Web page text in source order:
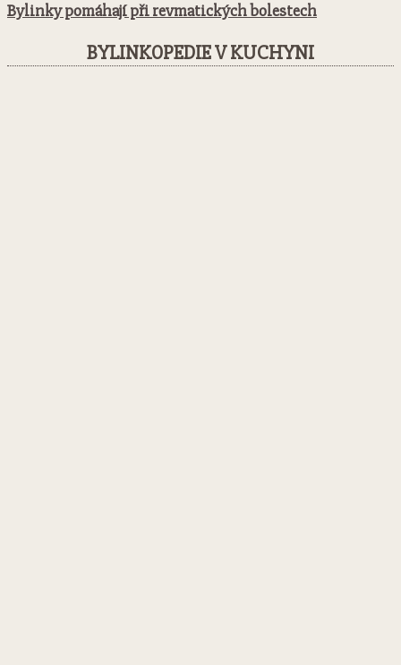
Bylinky pomáhají při revmatických bolestech
BYLINKOPEDIE V KUCHYNI